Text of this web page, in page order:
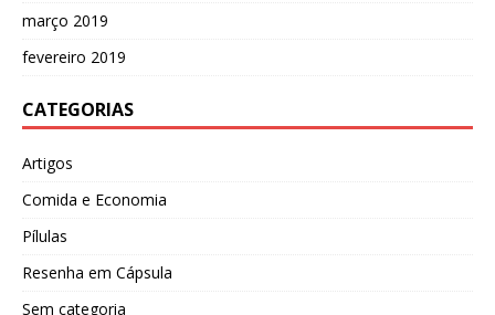
março 2019
fevereiro 2019
CATEGORIAS
Artigos
Comida e Economia
Pílulas
Resenha em Cápsula
Sem categoria